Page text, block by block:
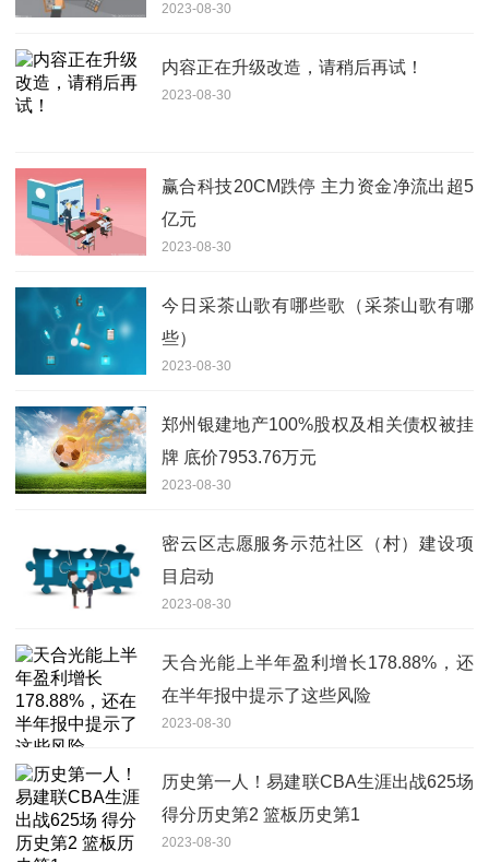
2023-08-30
内容正在升级改造，请稍后再试！
2023-08-30
赢合科技20CM跌停 主力资金净流出超5
亿元
2023-08-30
今日采茶山歌有哪些歌（采茶山歌有哪
些）
2023-08-30
郑州银建地产100%股权及相关债权被挂
牌 底价7953.76万元
2023-08-30
密云区志愿服务示范社区（村）建设项
目启动
2023-08-30
天合光能上半年盈利增长178.88%，还
在半年报中提示了这些风险
2023-08-30
历史第一人！易建联CBA生涯出战625场
得分历史第2 篮板历史第1
2023-08-30